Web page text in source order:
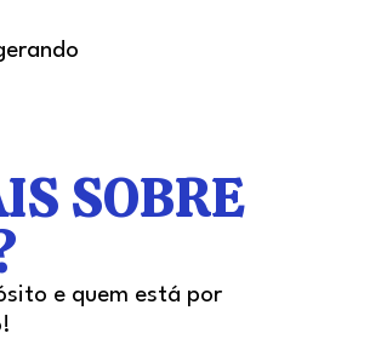
SOBRE
e quem está por